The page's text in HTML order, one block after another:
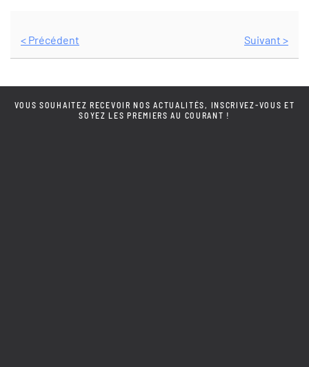
< Précédent Suivant >
VOUS SOUHAITEZ RECEVOIR NOS ACTUALITÉS, INSCRIVEZ-VOUS ET
SOYEZ LES PREMIERS AU COURANT !